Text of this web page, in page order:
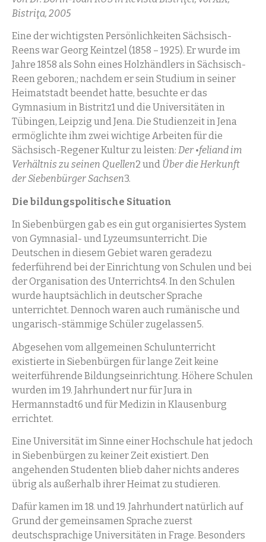
Bistriţa, 2005
Eine der wichtigsten Persönlichkeiten Sächsisch-
Reens war Georg Keintzel (1858 – 1925). Er wurde im
Jahre 1858 als Sohn eines Holzhändlers in Sächsisch-
Reen geboren,; nachdem er sein Studium in seiner
Heimatstadt beendet hatte, besuchte er das
Gymnasium in Bistritz1 und die Universitäten in
Tübingen, Leipzig und Jena. Die Studienzeit in Jena
ermöglichte ihm zwei wichtige Arbeiten für die
Sächsisch-Regener Kultur zu leisten: Der •feliand im
Verhältnis zu seinen Quellen2 und Über die Herkunft
der Siebenbürger Sachsen3.
Die bildungspolitische Situation
In Siebenbürgen gab es ein gut organisiertes System
von Gymnasial- und Lyzeumsunterricht. Die
Deutschen in diesem Gebiet waren geradezu
federführend bei der Einrichtung von Schulen und bei
der Organisation des Unterrichts4. In den Schulen
wurde hauptsächlich in deutscher Sprache
unterrichtet. Dennoch waren auch rumänische und
ungarisch-stämmige Schüler zugelassen5.
Abgesehen vom allgemeinen Schulunterricht
existierte in Siebenbürgen für lange Zeit keine
weiterführende Bildungseinrichtung. Höhere Schulen
wurden im 19. Jahrhundert nur für Jura in
Hermannstadt6 und für Medizin in Klausenburg
errichtet.
Eine Universität im Sinne einer Hochschule hat jedoch
in Siebenbürgen zu keiner Zeit existiert. Den
angehenden Studenten blieb daher nichts anderes
übrig als außerhalb ihrer Heimat zu studieren.
Dafür kamen im 18. und 19. Jahrhundert natürlich auf
Grund der gemeinsamen Sprache zuerst
deutschsprachige Universitäten in Frage. Besonders